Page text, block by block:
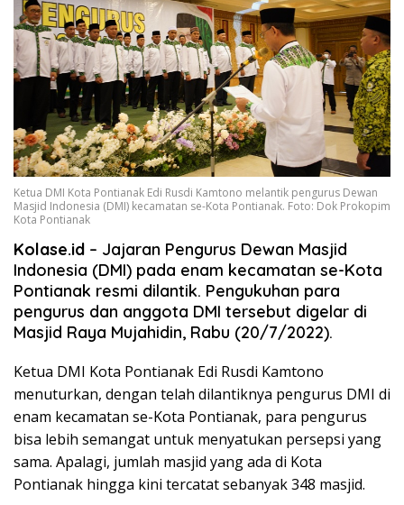
Ketua DMI Kota Pontianak Edi Rusdi Kamtono melantik pengurus Dewan
Masjid Indonesia (DMI) kecamatan se-Kota Pontianak. Foto: Dok Prokopim
Kota Pontianak
Kolase.id – Jajaran Pengurus Dewan Masjid
Indonesia (DMI) pada enam kecamatan se-Kota
Pontianak resmi dilantik. Pengukuhan para
pengurus dan anggota DMI tersebut digelar di
Masjid Raya Mujahidin, Rabu (20/7/2022).
Ketua DMI Kota Pontianak Edi Rusdi Kamtono
menuturkan, dengan telah dilantiknya pengurus DMI di
enam kecamatan se-Kota Pontianak, para pengurus
bisa lebih semangat untuk menyatukan persepsi yang
sama. Apalagi, jumlah masjid yang ada di Kota
Pontianak hingga kini tercatat sebanyak 348 masjid.